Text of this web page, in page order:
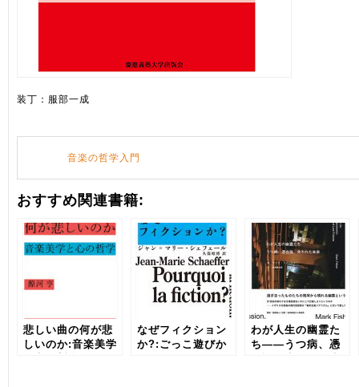
装丁：服部一成
音楽の哲学入門
おすすめ関連書籍:
悲しい曲の何が悲
しいのか:音楽美学
なぜフィクション
か?:ごっこ遊びか
わが人生の幽霊た
ち――うつ病、憑